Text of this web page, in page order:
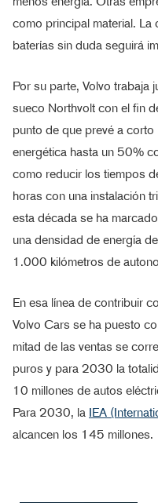
como principal material. La
baterías sin duda seguirá
Por su parte, Volvo trabaja
sueco Northvolt con el fin
punto de que prevé a
energética hasta un 50%
como reducir los tiempos
horas con una instalación
esta década se ha
una densidad de energía
1.000 kilómetros de
En esa línea de contribuir
Volvo Cars se ha puesto
mitad de las ventas se
puros y para 2030 la
10 millones de autos
Para 2030, la IEA
alcancen los 145 millones.